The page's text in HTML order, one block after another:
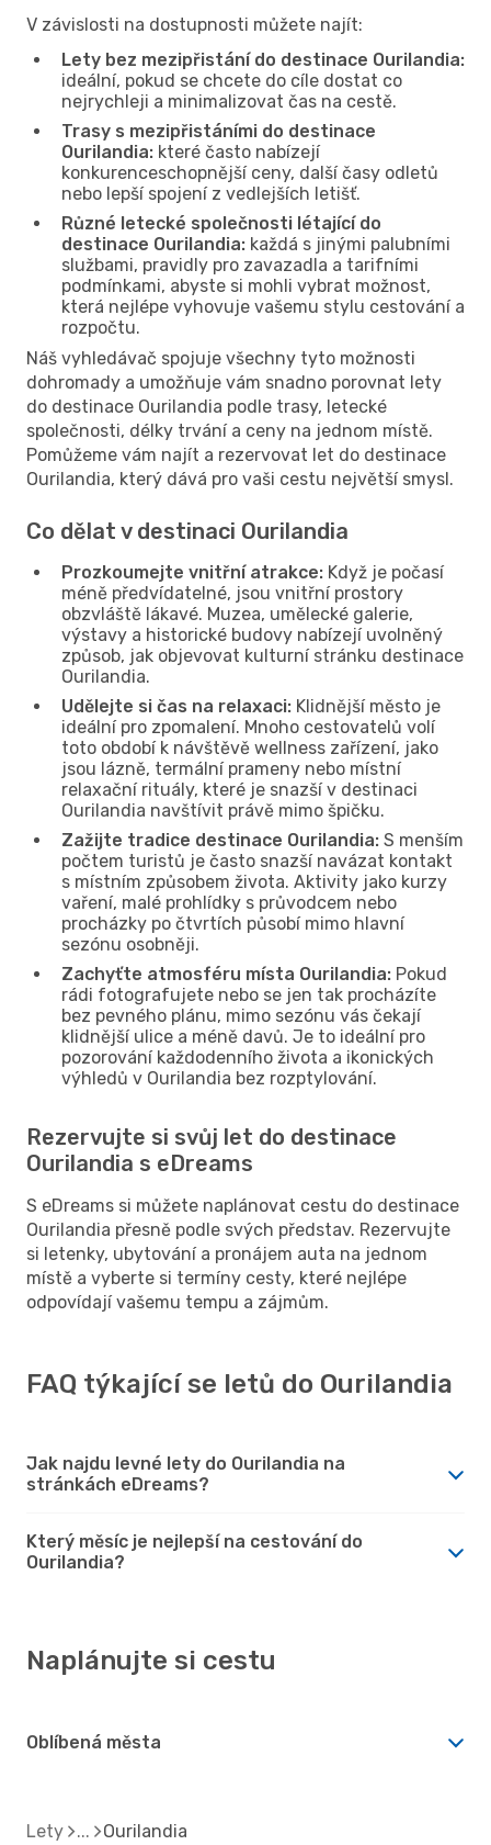
V závislosti na dostupnosti můžete najít:
Lety bez mezipřistání do destinace Ourilandia:
ideální, pokud se chcete do cíle dostat co
nejrychleji a minimalizovat čas na cestě.
Trasy s mezipřistáními do destinace
Ourilandia: které často nabízejí
konkurenceschopnější ceny, další časy odletů
nebo lepší spojení z vedlejších letišť.
Různé letecké společnosti létající do
destinace Ourilandia: každá s jinými palubními
službami, pravidly pro zavazadla a tarifními
podmínkami, abyste si mohli vybrat možnost,
která nejlépe vyhovuje vašemu stylu cestování a
rozpočtu.
Náš vyhledávač spojuje všechny tyto možnosti
dohromady a umožňuje vám snadno porovnat lety
do destinace Ourilandia podle trasy, letecké
společnosti, délky trvání a ceny na jednom místě.
Pomůžeme vám najít a rezervovat let do destinace
Ourilandia, který dává pro vaši cestu největší smysl.
Co dělat v destinaci Ourilandia
Prozkoumejte vnitřní atrakce: Když je počasí
méně předvídatelné, jsou vnitřní prostory
obzvláště lákavé. Muzea, umělecké galerie,
výstavy a historické budovy nabízejí uvolněný
způsob, jak objevovat kulturní stránku destinace
Ourilandia.
Udělejte si čas na relaxaci: Klidnější město je
ideální pro zpomalení. Mnoho cestovatelů volí
toto období k návštěvě wellness zařízení, jako
jsou lázně, termální prameny nebo místní
relaxační rituály, které je snazší v destinaci
Ourilandia navštívit právě mimo špičku.
Zažijte tradice destinace Ourilandia: S menším
počtem turistů je často snazší navázat kontakt
s místním způsobem života. Aktivity jako kurzy
vaření, malé prohlídky s průvodcem nebo
procházky po čtvrtích působí mimo hlavní
sezónu osobněji.
Zachyťte atmosféru místa Ourilandia: Pokud
rádi fotografujete nebo se jen tak procházíte
bez pevného plánu, mimo sezónu vás čekají
klidnější ulice a méně davů. Je to ideální pro
pozorování každodenního života a ikonických
výhledů v Ourilandia bez rozptylování.
Rezervujte si svůj let do destinace
Ourilandia s eDreams
S eDreams si můžete naplánovat cestu do destinace
Ourilandia přesně podle svých představ. Rezervujte
si letenky, ubytování a pronájem auta na jednom
místě a vyberte si termíny cesty, které nejlépe
odpovídají vašemu tempu a zájmům.
FAQ týkající se letů do Ourilandia
Jak najdu levné lety do Ourilandia na
stránkách eDreams?
Který měsíc je nejlepší na cestování do
Ourilandia?
Naplánujte si cestu
Oblíbená města
Lety Ourilandia